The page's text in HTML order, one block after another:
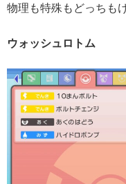
物理も特殊もどっちも
ウォッシュロトム